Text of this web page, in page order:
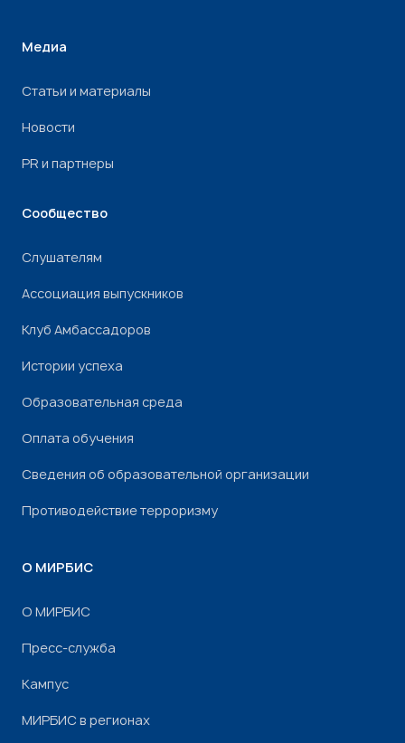
Медиа
Статьи и материалы
Новости
PR и партнеры
Сообщество
Слушателям
Ассоциация выпускников
Клуб Амбассадоров
Истории успеха
Образовательная среда
Оплата обучения
Сведения об образовательной организации
Противодействие терроризму
О МИРБИС
О МИРБИС
Пресс-служба
Кампус
МИРБИС в регионах